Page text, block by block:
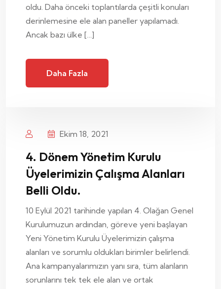
oldu. Daha önceki toplantılarda çeşitli konuları
derinlemesine ele alan paneller yapılamadı.
Ancak bazı ülke […]
Daha Fazla
Ekim 18, 2021
4. Dönem Yönetim Kurulu
Üyelerimizin Çalışma Alanları
Belli Oldu.
10 Eylül 2021 tarihinde yapılan 4. Olağan Genel
Kurulumuzun ardından, göreve yeni başlayan
Yeni Yönetim Kurulu Üyelerimizin çalışma
alanları ve sorumlu oldukları birimler belirlendi.
Ana kampanyalarımızın yanı sıra, tüm alanların
sorunlarını tek tek ele alan ve ortak